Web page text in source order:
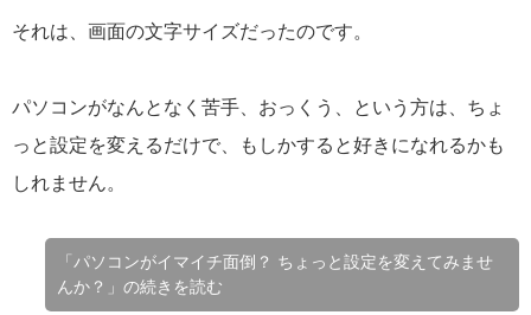
それは、画面の文字サイズだったのです。
パソコンがなんとなく苦手、おっくう、という方は、ちょ
っと設定を変えるだけで、もしかすると好きになれるかも
しれません。
「パソコンがイマイチ面倒？ ちょっと設定を変えてみませ
んか？」の続きを読む